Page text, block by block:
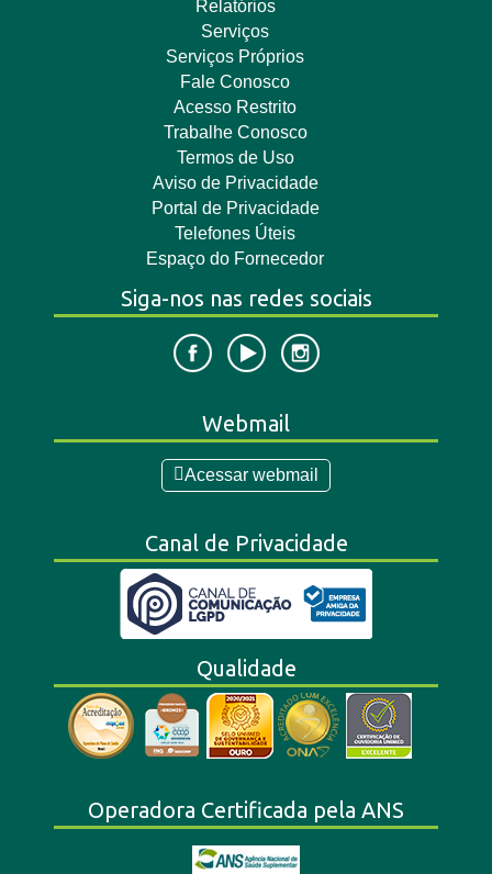
Relatórios
Serviços
Serviços Próprios
Fale Conosco
Acesso Restrito
Trabalhe Conosco
Termos de Uso
Aviso de Privacidade
Portal de Privacidade
Telefones Úteis
Espaço do Fornecedor
Siga-nos nas redes sociais
Webmail
Acessar webmail
Canal de Privacidade
Qualidade
Operadora Certificada pela ANS